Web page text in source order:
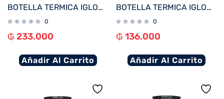
BOTELLA TERMICA IGLOO 1.4L ROSA C/MANIJA 71098
0
₲ 233.000
Añadir Al Carrito
BOTELLA TERMICA IGLOO 600ML BLANCO C/MANIJA 71084
0
₲ 136.000
Añadir Al Carrito